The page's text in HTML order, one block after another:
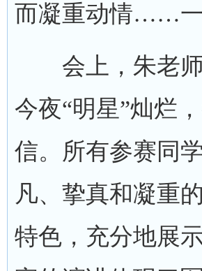
而凝重动情……一
会上，朱老师
今夜“明星”灿烂
信。所有参赛同
凡、挚真和凝重
特色，充分地展